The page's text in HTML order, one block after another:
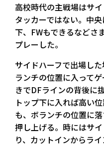
高校時代の主戦場はサ
タッカーではない。中
下、FWもできるなどさ
プレーした。
サイドハーフで出場し
ランチの位置に入って
きでDFラインの背後に
トップ下に入れば高い
も、ボランチの位置に
押し上げる。時にはサ
り、カットインからライ